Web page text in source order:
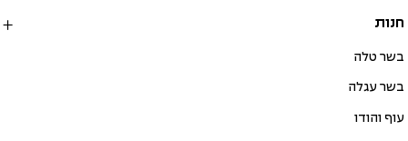
חנות
בשר טלה
בשר עגלה
עוף והודו